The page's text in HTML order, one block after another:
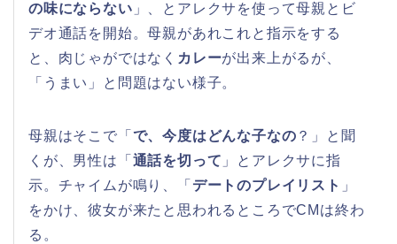
の味にならない 」、とアレクサを使って母親とビ
デオ通話を開始。母親があれこれと指示をする
と、肉じゃがではなく カレーが出来上がるが、
「うまい」と問題はない様子。
母親はそこで「 で、今度はどんな子なの ？」と聞
くが、男性は「 通話を切って 」とアレクサに指
示。チャイムが鳴り、「 デートのプレイリスト 」
をかけ、彼女が来たと思われるところでCMは終わ
る。